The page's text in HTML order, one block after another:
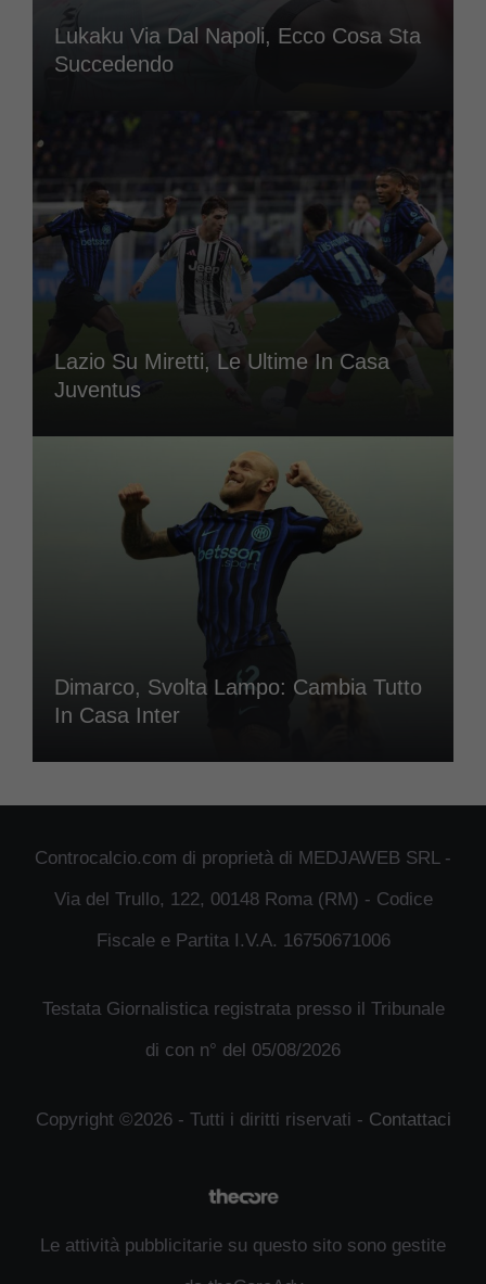
Lukaku Via Dal Napoli, Ecco Cosa Sta
Succedendo
Lazio Su Miretti, Le Ultime In Casa
Juventus
Dimarco, Svolta Lampo: Cambia Tutto
In Casa Inter
Controcalcio.com di proprietà di MEDJAWEB SRL -
Via del Trullo, 122, 00148 Roma (RM) - Codice
Fiscale e Partita I.V.A. 16750671006
Testata Giornalistica registrata presso il Tribunale
di con n° del 05/08/2026
Copyright ©2026 - Tutti i diritti riservati - Contattaci
Le attività pubblicitarie su questo sito sono gestite